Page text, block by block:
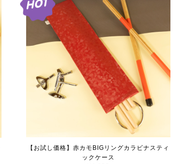
【お試し価格】赤カモBIGリングカラビナスティ
ックケース